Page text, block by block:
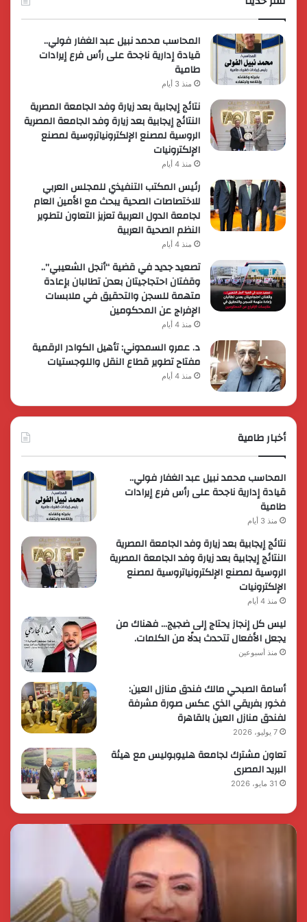
المحاسب محمد نبيل عبد الغفار فولي..
قيادة إدارية ناجحة على رأس فرع إيرادات
طامية
منذ 3 أيام
نتائج إيجابية بعد زيارة وفد الجامعة المصرية
النتائج إيجابية بعد زيارة وفد الجامعة المصرية
الروسية لمصنع الإلكترونياتروسية لمصنع
الإلكترونيات
منذ 4 أيام
رئيس المكتب التنفيذي للمجلس العربي
للاختصاصات الصحية يبحث مع الأمين العام
لجامعة الدول العربية تعزيز التعاون لتطوير
النظم الصحية العربية
منذ 4 أيام
تصعيد جديد في قضية “أنجل الشعيبي”..
وقفتان احتجاجيتان بعدن تطالبان بإعادة
متهمة للسجن والتحقيق في ملابسات
الإفراج عن المحكومين
منذ 4 أيام
د. عمرو السمدوني: تأهيل الكوادر الرقمية
مفتاح تطوير قطاع النقل واللوجستيات
منذ 4 أيام
أخبار طامية
المحاسب محمد نبيل عبد الغفار فولي..
قيادة إدارية ناجحة على رأس فرع إيرادات
طامية
منذ 3 أيام
نتائج إيجابية بعد زيارة وفد الجامعة المصرية
النتائج إيجابية بعد زيارة وفد الجامعة المصرية
الروسية لمصنع الإلكترونياتروسية لمصنع
الإلكترونيات
منذ 4 أيام
ليس كل إنجاز يحتاج إلى ضجيج… فهناك من
يجعل الأفعال تتحدث بدلًا من الكلمات.
منذ أسبوعين
أسامة الصبحي مالك فندق منازل العين:
فخور بفريقي الذي عكس صورة مشرفة
لفندق منازل العين بالقاهرة
7 يوليو، 2026
تعاون مشترك لجامعة هليوبوليس مع هيئة
البريد المصرى
31 مايو، 2026
رئيس
في